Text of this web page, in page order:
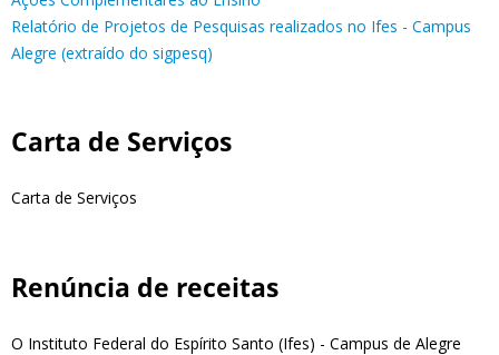
Relatório de Projetos de Pesquisas realizados no Ifes - Campus
Alegre (extraído do sigpesq)
Carta de Serviços
Carta de Serviços
Renúncia de receitas
O Instituto Federal do Espírito Santo (Ifes) - Campus de Alegre